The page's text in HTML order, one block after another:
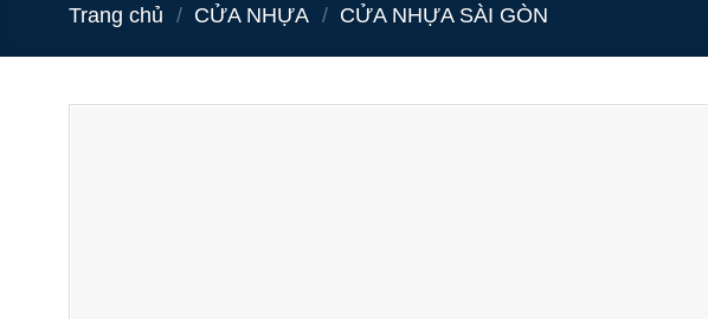
Trang chủ / CỬA NHỰA / CỬA NHỰA SÀI GÒN